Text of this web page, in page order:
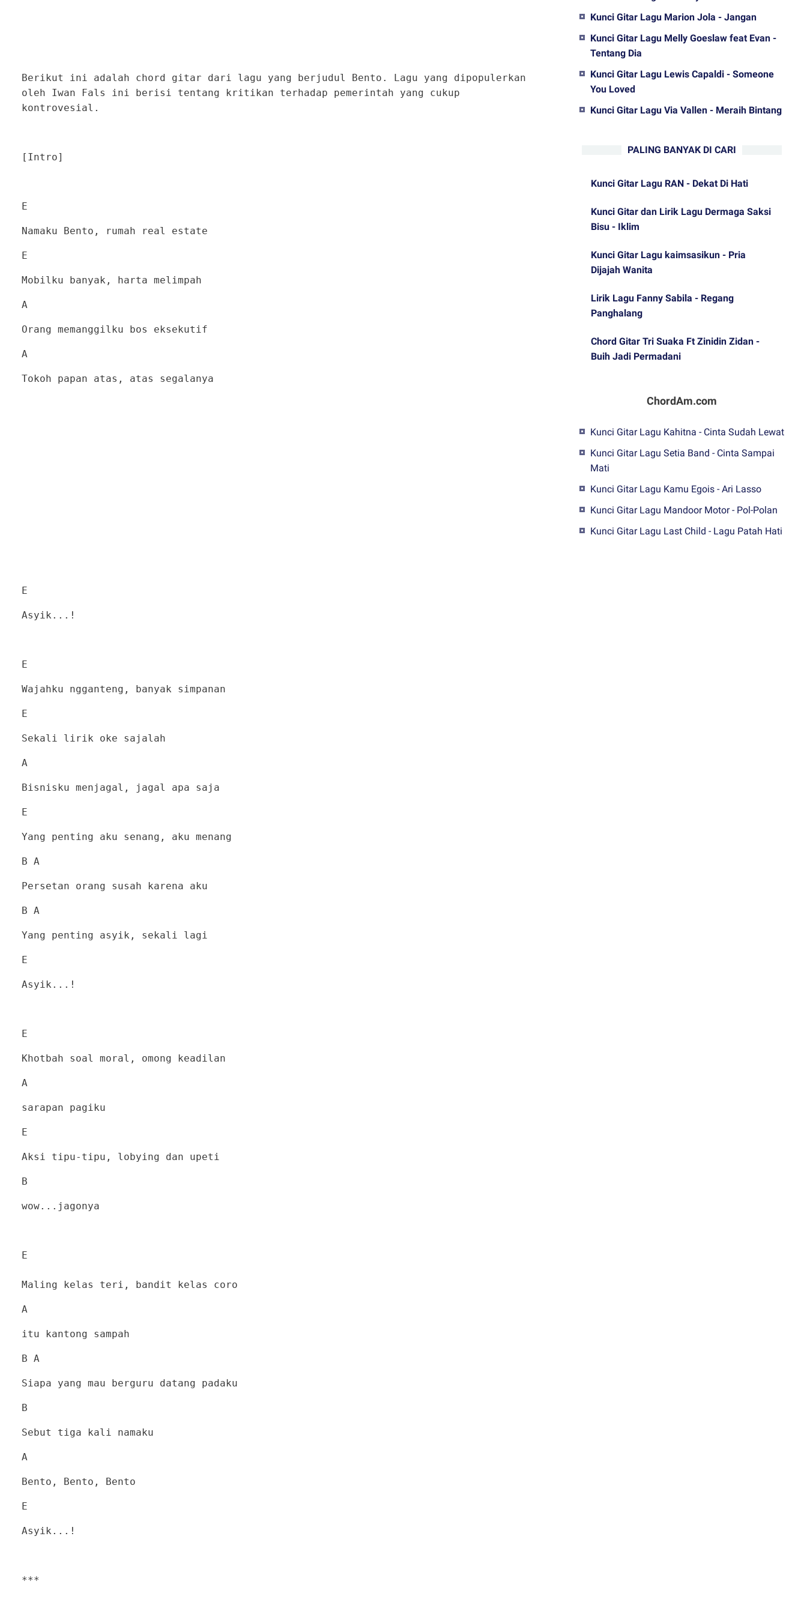
Berikut ini adalah chord gitar dari lagu yang berjudul Bento. Lagu yang dipopulerkan
oleh Iwan Fals ini berisi tentang kritikan terhadap pemerintah yang cukup
kontrovesial.
[Intro]
E
Namaku Bento, rumah real estate
E
Mobilku banyak, harta melimpah
A
Orang memanggilku bos eksekutif
A
Tokoh papan atas, atas segalanya
E
Asyik...!
E
Wajahku ngganteng, banyak simpanan
E
Sekali lirik oke sajalah
A
Bisnisku menjagal, jagal apa saja
E
Yang penting aku senang, aku menang
B A
Persetan orang susah karena aku
B A
Yang penting asyik, sekali lagi
E
Asyik...!
E
Khotbah soal moral, omong keadilan
A
sarapan pagiku
E
Aksi tipu-tipu, lobying dan upeti
B
wow...jagonya
E
Maling kelas teri, bandit kelas coro
A
itu kantong sampah
B A
Siapa yang mau berguru datang padaku
B
Sebut tiga kali namaku
A
Bento, Bento, Bento
E
Asyik...!
***
Kunci Gitar Lagu Marion Jola - Jangan
Kunci Gitar Lagu Melly Goeslaw feat Evan -
Tentang Dia
Kunci Gitar Lagu Lewis Capaldi - Someone
You Loved
Kunci Gitar Lagu Via Vallen - Meraih Bintang
PALING BANYAK DI CARI
Kunci Gitar Lagu RAN - Dekat Di Hati
Kunci Gitar dan Lirik Lagu Dermaga Saksi
Bisu - Iklim
Kunci Gitar Lagu kaimsasikun - Pria
Dijajah Wanita
Lirik Lagu Fanny Sabila - Regang
Panghalang
Chord Gitar Tri Suaka Ft Zinidin Zidan -
Buih Jadi Permadani
ChordAm.com
Kunci Gitar Lagu Kahitna - Cinta Sudah Lewat
Kunci Gitar Lagu Setia Band - Cinta Sampai
Mati
Kunci Gitar Lagu Kamu Egois - Ari Lasso
Kunci Gitar Lagu Mandoor Motor - Pol-Polan
Kunci Gitar Lagu Last Child - Lagu Patah Hati